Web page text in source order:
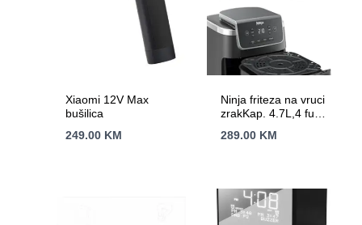
Xiaomi 12V Max
bušilica
249.00 KM
Ninja friteza na vruci
zrakKap. 4.7L,4 funk.
keramicki premaz,
289.00 KM